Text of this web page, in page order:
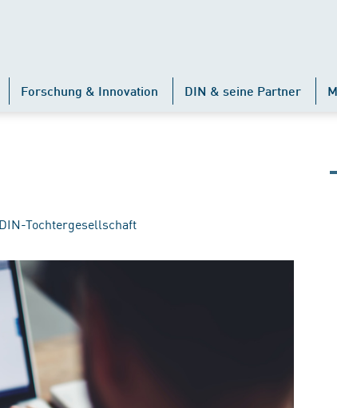
Forschung & Innovation DIN & seine Partner
Tochtergesellschaft